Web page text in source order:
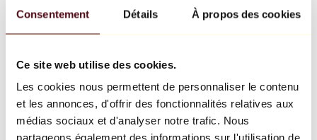
Consentement Détails À propos des cookies
Ce site web utilise des cookies.
Les cookies nous permettent de personnaliser le contenu
et les annonces, d'offrir des fonctionnalités relatives aux
médias sociaux et d'analyser notre trafic. Nous
partageons également des informations sur l'utilisation de
Richard Orlinski
Keith Haring
Jeff Koons
Jean-Michel Basquiat
Tous les designers
Œuvre de la semaine